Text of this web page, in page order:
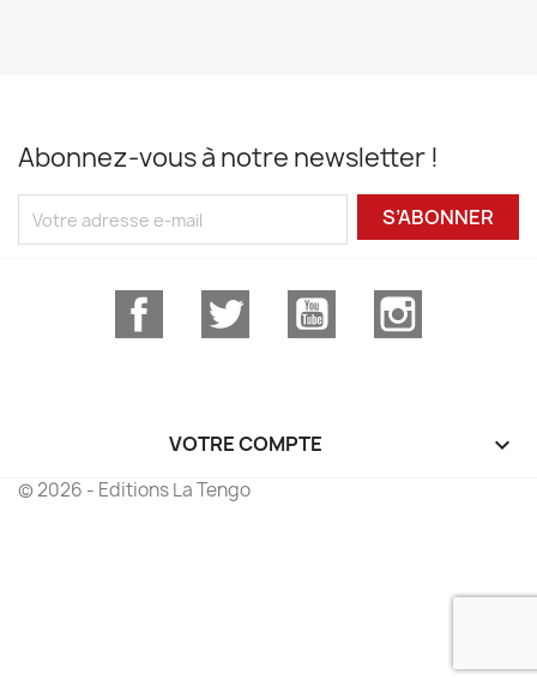
Abonnez-vous à notre newsletter !
S’ABONNER
Facebook Twitter YouTube
VOTRE COMPTE 
© 2026 - Editions La Tengo